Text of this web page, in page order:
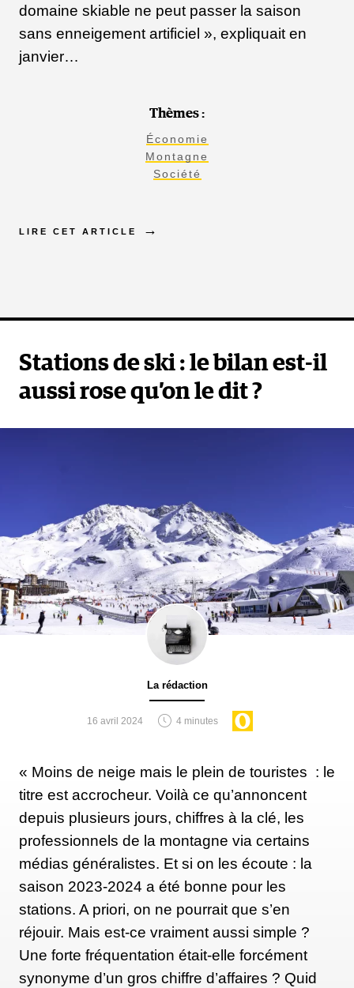
domaine skiable ne peut passer la saison
sans enneigement artificiel », expliquait en
janvier…
Thèmes :
Économie
Montagne
Société
LIRE CET ARTICLE
Stations de ski : le bilan est-il
aussi rose qu’on le dit ?
La rédaction
16 avril 2024 4 minutes
« Moins de neige mais le plein de touristes : le
titre est accrocheur. Voilà ce qu’annoncent
depuis plusieurs jours, chiffres à la clé, les
professionnels de la montagne via certains
médias généralistes. Et si on les écoute : la
saison 2023-2024 a été bonne pour les
stations. A priori, on ne pourrait que s’en
réjouir. Mais est-ce vraiment aussi simple ?
Une forte fréquentation était-elle forcément
synonyme d’un gros chiffre d’affaires ? Quid